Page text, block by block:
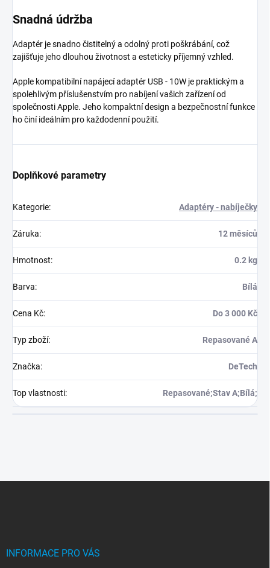
Snadná údržba
Adaptér je snadno čistitelný a odolný proti poškrábání, což
zajišťuje jeho dlouhou životnost a esteticky příjemný vzhled.
Apple kompatibilní napájecí adaptér USB - 10W je praktickým a
spolehlivým příslušenstvím pro nabíjení vašich zařízení od
společnosti Apple. Jeho kompaktní design a bezpečnostní funkce
ho činí ideálním pro každodenní použití.
Doplňkové parametry
Kategorie: Adaptéry - nabíječky
Záruka: 12 měsíců
Hmotnost: 0.2 kg
Barva: Bílá
Cena Kč: Do 3 000 Kč
Typ zboží: Repasované A
Značka: DeTech
Top vlastnosti: Repasované;Stav A;Bílá;
INFORMACE PRO VÁS